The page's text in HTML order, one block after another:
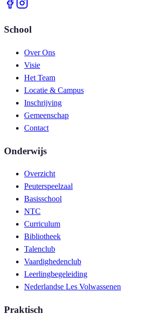
School
Over Ons
Visie
Het Team
Locatie & Campus
Inschrijving
Gemeenschap
Contact
Onderwijs
Overzicht
Peuterspeelzaal
Basisschool
NTC
Curriculum
Bibliotheek
Talenclub
Vaardighedenclub
Leerlingbegeleiding
Nederlandse Les Volwassenen
Praktisch